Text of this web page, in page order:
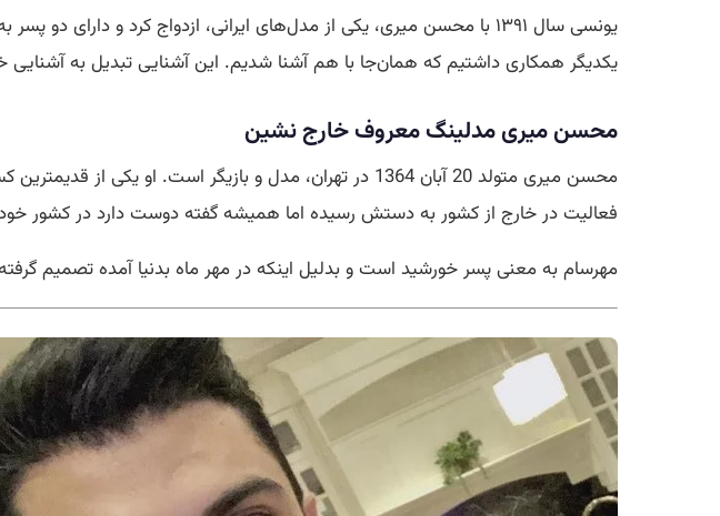
یونسی سال ۱۳۹۱ با محسن میری، یکی از مدل‌های ایرانی، ازدواج کرد و
یکدیگر همکاری داشتیم که همان‌جا با هم آشنا شدیم. این آشنایی تبدیل به آشنایی
محسن میری مدلینگ معروف خارج نشین
محسن میری متولد 20 آبان 1364 در تهران، مدل و بازیگر
فعالیت در خارج از کشور به دستش رسیده اما همیشه گفته دوست دارد در کشور
مهرسام به معنی پسر خورشید است و بدلیل اینکه در مهر ماه بدنیا آمده تصمیم